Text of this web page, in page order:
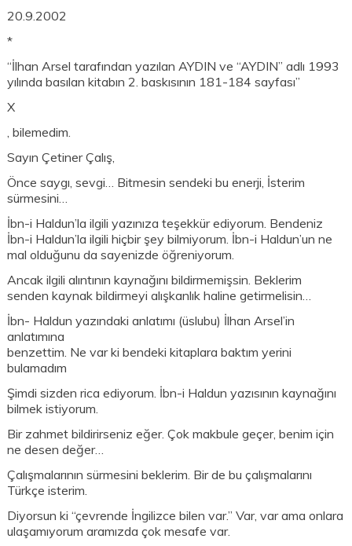
20.9.2002
*
“İlhan Arsel tarafından yazılan AYDIN ve “AYDIN” adlı 1993
yılında basılan kitabın 2. baskısının 181-184 sayfası”
X
, bilemedim.
Sayın Çetiner Çalış,
Önce saygı, sevgi… Bitmesin sendeki bu enerji, İsterim
sürmesini…
İbn-i Haldun’la ilgili yazınıza teşekkür ediyorum. Bendeniz
İbn-i Haldun’la ilgili hiçbir şey bilmiyorum. İbn-i Haldun’un ne
mal olduğunu da sayenizde öğreniyorum.
Ancak ilgili alıntının kaynağını bildirmemişsin. Beklerim
senden kaynak bildirmeyi alışkanlık haline getirmelisin…
İbn- Haldun yazındaki anlatımı (üslubu) İlhan Arsel’in
anlatımına
benzettim. Ne var ki bendeki kitaplara baktım yerini
bulamadım
Şimdi sizden rica ediyorum. İbn-i Haldun yazısının kaynağını
bilmek istiyorum.
Bir zahmet bildirirseniz eğer. Çok makbule geçer, benim için
ne desen değer…
Çalışmalarının sürmesini beklerim. Bir de bu çalışmalarını
Türkçe isterim.
Diyorsun ki “çevrende İngilizce bilen var.” Var, var ama onlara
ulaşamıyorum aramızda çok mesafe var.